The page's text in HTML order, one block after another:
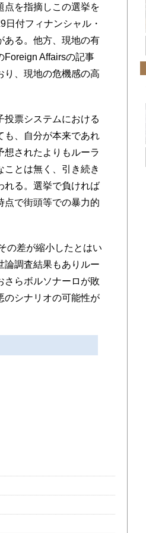
点を指摘しこの選挙を
付フィナンシャル・
ある。他方、現地の有
Foreign Affairsの記事
り、現地の危機感の高
票システムにおける
も、自分が本来であれ
想されたよりもルーラ
とは無く、引き続き
れる。選挙で負ければ
点で街頭等での暴力的
の差が縮小したとはい
論調査結果もありルー
さらボルソナーロが敗
のシナリオの可能性が